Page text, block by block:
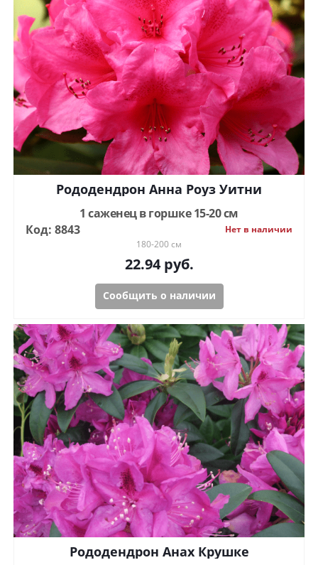
Рододендрон Анна Роуз Уитни
1 саженец в горшке 15-20 см
Код: 8843
Нет в наличии
180-200 см
22.94руб.
Сообщить о наличии
Рододендрон Анах Крушке